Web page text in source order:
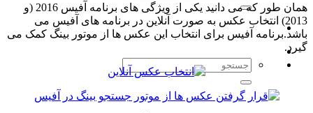
همان طور که می دانید یکی از ویژگی های برنامه آفیس 2016 (و
2013) انتخاب عکس به صورت آنلاین در برنامه های آفیس می
باشد.برنامه آفیس برای انتخاب این عکس ها از موتور بینگ کمک می
گیرد.